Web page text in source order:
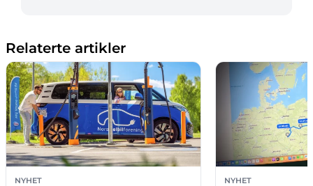
Relaterte artikler
NYHET NYHET